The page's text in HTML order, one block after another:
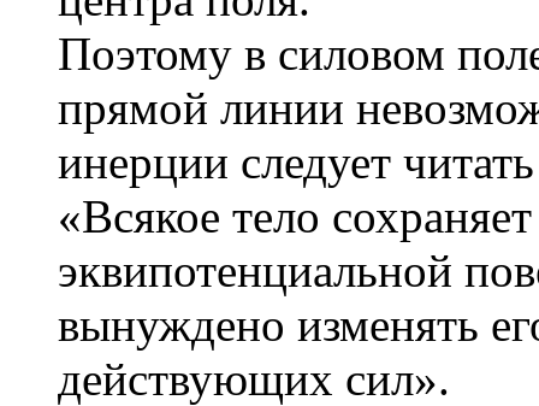
Поэтому в силовом
прямой линии
инерции следует
«Всякое тело
эквипотенциальной
вынуждено изменять
действующих сил».